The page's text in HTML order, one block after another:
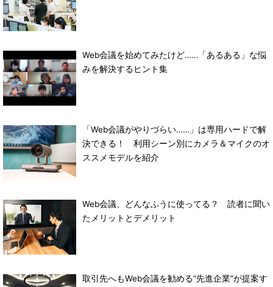
Web会議を始めてみたけど……「あるある」な悩
みを解決するヒント集
「Web会議がやりづらい……」は専用ハードで解
決できる！ 利用シーン別にカメラ＆マイクのオ
ススメモデルを紹介
Web会議、どんなふうに使ってる？ 読者に聞い
たメリットとデメリット
取引先へもWeb会議を勧める“先進企業”が提案す